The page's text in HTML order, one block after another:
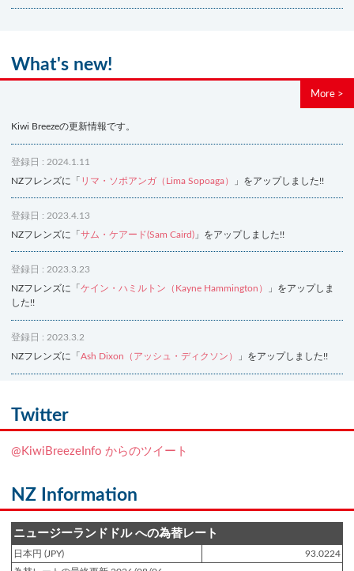
What's new!
More >
Kiwi Breezeの更新情報です。
登録日 : 2024.1.11
NZフレンズに「 リマ・ソポアンガ（Lima Sopoaga） 」をアップしました!!
登録日 : 2023.4.13
NZフレンズに「 サム・ケアード(Sam Caird) 」をアップしました!!
登録日 : 2023.3.23
NZフレンズに「 ケイン・ハミルトン（Kayne Hammington）
」をアップしま
した!!
登録日 : 2023.3.2
NZフレンズに「 Ash Dixon（アッシュ・ディクソン） 」をアップしました!!
NZフレンズに「
登録日 : 2019.4.10
登録日 : 2019.2.28
NZクッキングに「ニュージーランド産キウイの酢の物
登録日 : 2019.2.4
Twitter
@KiwiBreezeInfo からのツイート
NZ Information
ニュージーランドドル への為替レート
日本円 (JPY)
93.0224